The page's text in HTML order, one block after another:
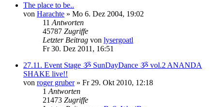
The place to be..
von Harachte » Mo 6. Dez 2004, 19:02
11 Antworten
45787 Zugriffe
Letzter Beitrag von lysergoatl
Fr 30. Dez 2011, 16:51
27.11. Event Stage ૐ SunDayDance ૐ vol.2 ANANDA
SHAKE live!!
von roger gruber» Fr 29. Okt 2010, 12:18
1 Antworten
21473 Zugriffe